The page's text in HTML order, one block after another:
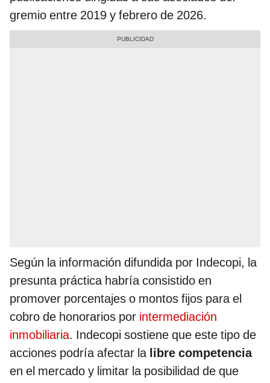
gremio entre 2019 y febrero de 2026.
Según la información difundida por Indecopi, la
presunta práctica habría consistido en
promover porcentajes o montos fijos para el
cobro de honorarios por intermediación
inmobiliaria. Indecopi sostiene que este tipo de
acciones podría afectar la libre competencia
en el mercado y limitar la posibilidad de que